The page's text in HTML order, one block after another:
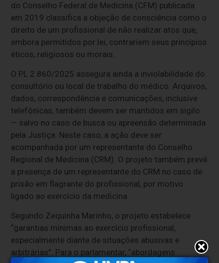
do Conselho Federal de Medicina (CFM) publicada
em 2019 classifica a objeção de consciência como o
direito de um profissional de não realizar atos que,
embora permitidos por lei, contrariem seus princípios
éticos, religiosos ou morais.
O PL 2.860/2025 assegura ainda a inviolabilidade do
consultório ou local de trabalho do médico. Arquivos,
dados, correspondência e comunicações, inclusive
telefônicas, também devem ser mantidos em sigilo
— salvo no caso de busca ou apreensão determinada
pela Justiça. Neste caso, a ação deve ser
acompanhada por um representante do Conselho
Regional de Medicina (CRM). O projeto também prevê
a presença de um representante do CRM no caso de
prisão em flagrante do profissional, por motivo
ligado ao exercício da medicina.
Segundo Zequinha Marinho, o projeto estabelece
“garantias mínimas ao exercício profissional,
especialmente diante de situações abusivas e
arbitrárias”. Para o parlamentar, “abordagens